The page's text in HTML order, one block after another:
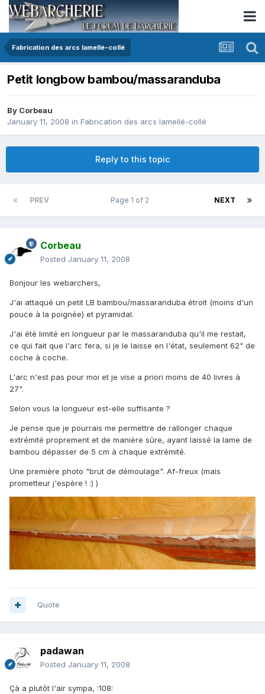
Fabrication des arcs lamellé-collé
Petit longbow bambou/massaranduba
By Corbeau
January 11, 2008 in Fabrication des arcs lamellé-collé
Reply to this topic
PREV NEXT
Page 1 of 2
Corbeau
Posted January 11, 2008
Bonjour les webarchers,
J'ai attaqué un petit LB bambou/massaranduba étroit (moins d'un
pouce à la poignée) et pyramidal.
J'ai été limité en longueur par le massaranduba qu'il me restait,
ce qui fait que l'arc fera, si je le laisse en l'état, seulement 62" de
coche à coche.
L'arc n'est pas pour moi et je vise a priori moins de 40 livres à
27".
Selon vous la longueur est-elle suffisante ?
Je pense que je pourrais me permettre de rallonger chaque
extrémité proprement et de manière sûre, ayant laissé la lame de
bambou dépasser de 5 cm à chaque extrémité.
Une première photo "brut de démoulage". Af-freux (mais
prometteur j'espère ! :) )
Quote
padawan
Posted January 11, 2008
Çà a plutôt l'air sympa, :108: